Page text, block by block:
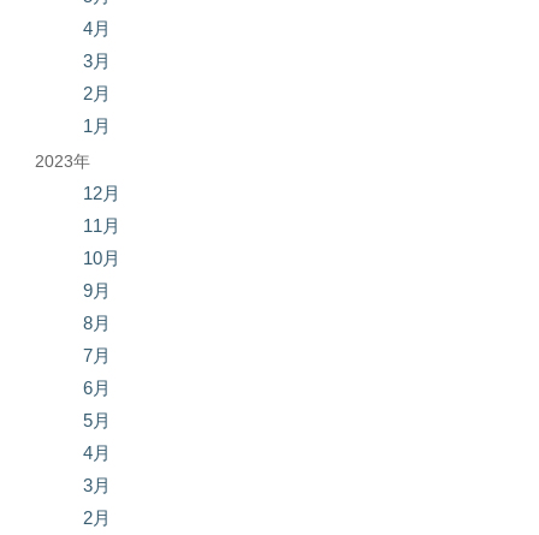
4月
3月
2月
1月
2023年
12月
11月
10月
9月
8月
7月
6月
5月
4月
3月
2月